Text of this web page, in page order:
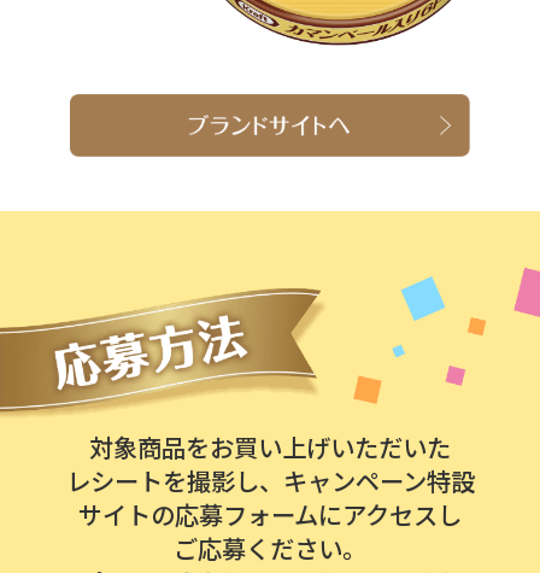
対象商品をお買い上げいただいた
レシートを撮影し、 キャンペーン特設
サイトの応募フォームにアクセスし
ご応募ください。